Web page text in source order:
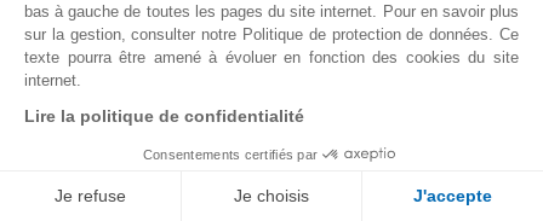
Patients with Primary Renal Cell
Years of Experience
Grelier L, Baboudjian M, Gondran-Tellier B,
Couderc AL, McManus R, Deville JL,
bas à gauche de toutes les pages du site internet. Pour en savoir plus
sur la gestion, consulter notre Politique de protection de données. Ce
texte pourra être amené à évoluer en fonction des cookies du site
internet.
Lire la politique de confidentialité
Consentements certifiés par
Je refuse Je choisis J'accepte